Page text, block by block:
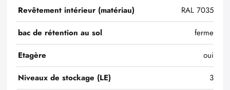
Revêtement intérieur (matériau)
RAL 7035
bac de rétention au sol
ferme
Etagère
oui
Niveaux de stockage (LE)
3